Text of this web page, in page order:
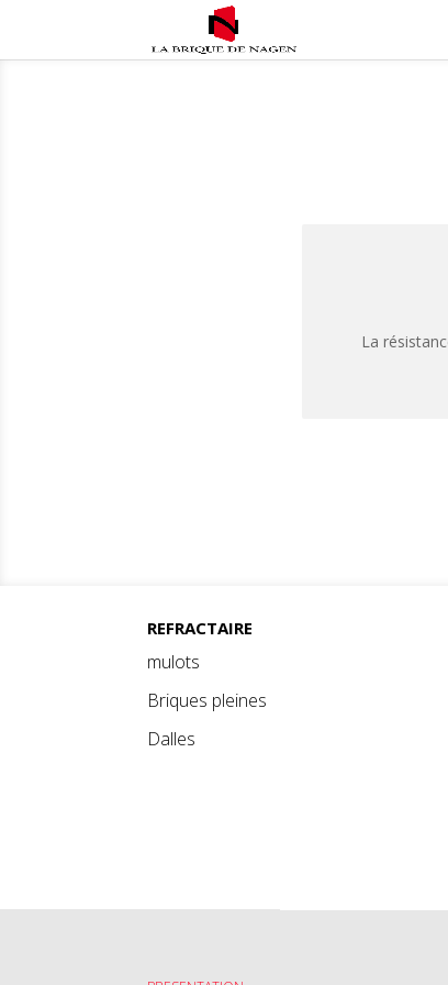
La
REFRACTAIRE
mulots
Briques pleines
Dalles